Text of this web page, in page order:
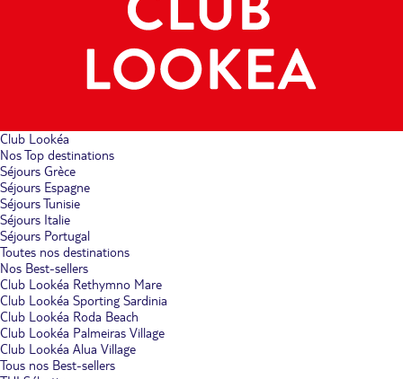
Club Lookéa
Nos Top destinations
Séjours Grèce
Séjours Espagne
Séjours Tunisie
Séjours Italie
Séjours Portugal
Toutes nos destinations
Nos Best-sellers
Club Lookéa Rethymno Mare
Club Lookéa Sporting Sardinia
Club Lookéa Roda Beach
Club Lookéa Palmeiras Village
Club Lookéa Alua Village
Tous nos Best-sellers